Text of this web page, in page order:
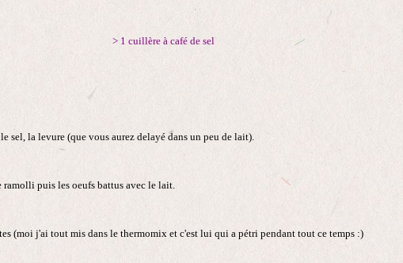
> 1 cuillère à café de sel
sel, la levure (que vous aurez delayé dans un peu de lait).
ramolli puis les oeufs battus avec le lait.
(moi j'ai tout mis dans le thermomix et c'est lui qui a pétri pendant tout ce temps :)